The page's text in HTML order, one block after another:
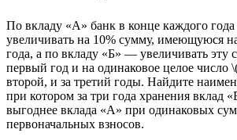
По вкладу «А» банк в конце каждого
увеличивать на 10% сумму, имеющуюся
года, а по вкладу «Б» — увеличивать эту
первый год и на одинаковое целое число
второй, и за третий годы. Найдите
при котором за три года хранения вклад
выгоднее вклада «А» при одинаковых
первоначальных взносов.